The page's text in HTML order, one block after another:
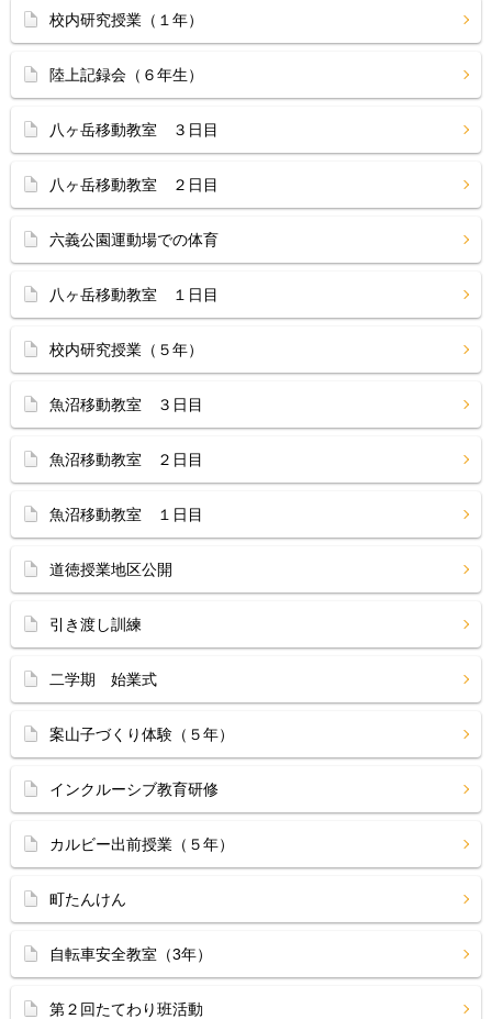
校内研究授業（１年）
陸上記録会（６年生）
八ヶ岳移動教室 ３日目
八ヶ岳移動教室 ２日目
六義公園運動場での体育
八ヶ岳移動教室 １日目
校内研究授業（５年）
魚沼移動教室 ３日目
魚沼移動教室 ２日目
魚沼移動教室 １日目
道徳授業地区公開
引き渡し訓練
二学期 始業式
案山子づくり体験（５年）
インクルーシブ教育研修
カルビー出前授業（５年）
町たんけん
自転車安全教室（3年）
第２回たてわり班活動